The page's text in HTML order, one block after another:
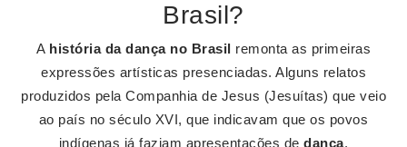
Brasil?
A história da dança no Brasil remonta as primeiras
expressões artísticas presenciadas. Alguns relatos
produzidos pela Companhia de Jesus (Jesuítas) que veio
ao país no século XVI, que indicavam que os povos
indígenas já faziam apresentações dedança.